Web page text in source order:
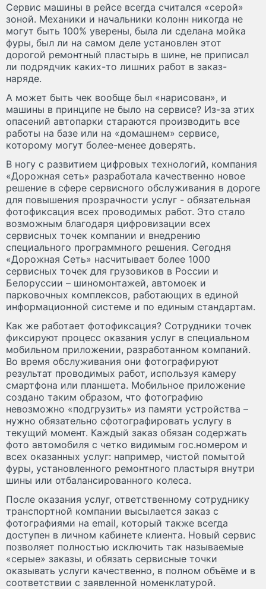
Сервис машины в рейсе всегда считался «серой»
зоной. Механики и начальники колонн никогда не
могут быть 100% уверены, была ли сделана мойка
фуры, был ли на самом деле установлен этот
дорогой ремонтный пластырь в шине, не приписал
ли подрядчик каких-то лишних работ в заказ-
наряде.
А может быть чек вообще был «нарисован», и
машины в принципе не было на сервисе? Из-за этих
опасений автопарки стараются производить все
работы на базе или на «домашнем» сервисе,
которому могут более-менее доверять.
В ногу с развитием цифровых технологий, компания
«Дорожная сеть» разработала качественно новое
решение в сфере сервисного обслуживания в дороге
для повышения прозрачности услуг - обязательная
фотофиксация всех проводимых работ. Это стало
возможным благодаря цифровизации всех
сервисных точек компании и внедрению
специального программного решения. Сегодня
«Дорожная Сеть» насчитывает более 1000
сервисных точек для грузовиков в России и
Белоруссии – шиномонтажей, автомоек и
парковочных комплексов, работающих в единой
информационной системе и по единым стандартам.
Как же работает фотофиксация? Сотрудники точек
фиксируют процесс оказания услуг в специальном
мобильном приложении, разработанном компаний.
Во время обслуживания они фотографируют
результат проводимых работ, используя камеру
смартфона или планшета. Мобильное приложение
создано таким образом, что фотографию
невозможно «подгрузить» из памяти устройства –
нужно обязательно сфотографировать услугу в
текущий момент. Каждый заказ обязан содержать
фото автомобиля с четко видимым гос.номером и
всех оказанных услуг: например, чистой помытой
фуры, установленного ремонтного пластыря внутри
шины или отбалансированного колеса.
После оказания услуг, ответственному сотруднику
транспортной компании высылается заказ с
фотографиями на email, который также всегда
доступен в личном кабинете клиента. Новый сервис
позволяет полностью исключить так называемые
«серые» заказы, и обязать сервисные точки
оказывать услуги качественно, в полном объёме и в
соответствии с заявленной номенклатурой.